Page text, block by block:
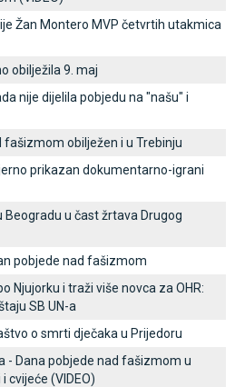
Žan Montero MVP četvrtih utakmica
obilježila 9. maj
nije dijelila pobjedu na "našu" i
fašizmom obilježen i u Trebinju
prikazan dokumentarno-igrani
Beogradu u čast žrtava Drugog
pobjede nad fašizmom
Njujorku i traži više novca za OHR:
SB UN-a
o smrti dječaka u Prijedoru
- Dana pobjede nad fašizmom u
cvijeće (VIDEO)